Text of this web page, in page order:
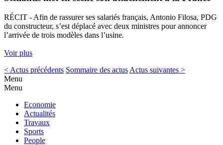
RÉCIT - Afin de rassurer ses salariés français, Antonio Filosa, PDG
du constructeur, s’est déplacé avec deux ministres pour annoncer
l’arrivée de trois modèles dans l’usine.
Voir plus
< Actus précédents Sommaire des actus Actus suivantes >
Menu
Menu
Economie
Actualités
Travaux
Sports
People